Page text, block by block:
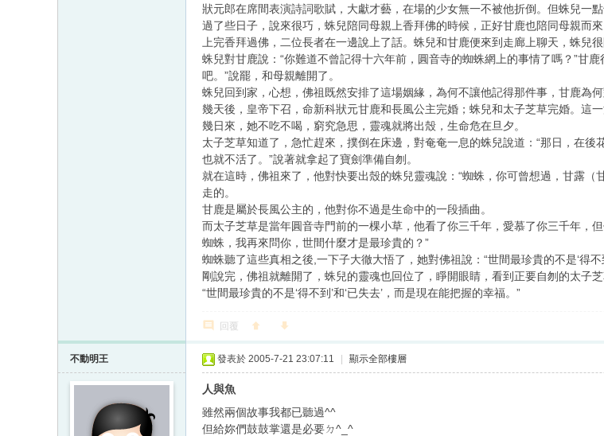
狀元郎在席間表演詩詞歌賦，大獻才藝，在場的少女無一不被他折倒。但蛛兒一
過了些日子，說來很巧，蛛兒陪同母親上香拜佛的時候，正好甘鹿也陪同母親而來
上完香拜過佛，二位長者在一邊說上了話。蛛兒和甘鹿便來到走廊上聊天，蛛兒
蛛兒對甘鹿說：“你難道不曾記得十六年前，圓音寺的蜘蛛網上的事情了嗎？”甘
吧。”說罷，和母親離開了。
蛛兒回到家，心想，佛祖既然安排了這場姻緣，為何不讓他記得那件事，甘鹿為
幾天後，皇帝下召，命新科狀元甘鹿和長風公主完婚；蛛兒和太子芝草完婚。這
幾日來，她不吃不喝，窮究急思，靈魂就將出殼，生命危在旦夕。
太子芝草知道了，急忙趕來，撲倒在床邊，對奄奄一息的蛛兒說道：“那日，在
也就不活了。”說著就拿起了寶劍準備自刎。
就在這時，佛祖來了，他對快要出殼的蛛兒靈魂說：“蜘蛛，你可曾想過，甘露
走的。
甘鹿是屬於長風公主的，他對你不過是生命中的一段插曲。
而太子芝草是當年圓音寺門前的一棵小草，他看了你三千年，愛慕了你三千年，但
蜘蛛，我再來問你，世間什麼才是最珍貴的？”
蜘蛛聽了這些真相之後,一下子大徹大悟了，她對佛祖說：“世間最珍貴的不是‘得不
剛說完，佛祖就離開了，蛛兒的靈魂也回位了，睜開眼睛，看到正要自刎的太子
“世間最珍貴的不是‘得不到’和‘已失去’，而是現在能把握的幸福。”
回覆
不動明王 發表於 2005-7-21 23:07:11 顯示全部樓層
人與魚
雖然兩個故事我都已聽過^^
但給妳們鼓鼓掌還是必要ㄉ^_^